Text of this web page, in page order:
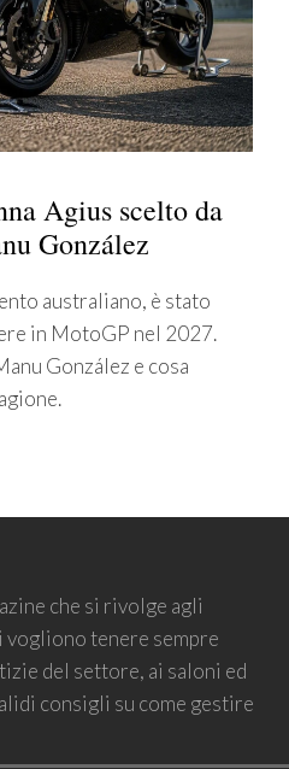
Agius scelto da
González
australiano, è stato
in MotoGP nel 2027.
González e cosa
che si rivolge agli
vogliono tenere sempre
del settore, ai saloni ed
consigli su come gestire